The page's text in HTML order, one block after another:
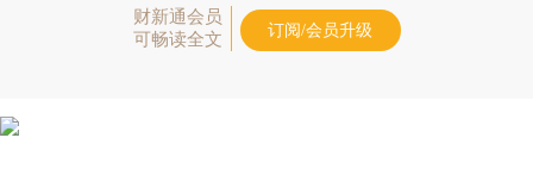
财新通会员
可畅读全文
订阅/会员升级